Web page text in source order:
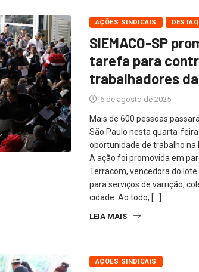
AÇÕES SINDICAIS
SIEMACO-SP
tarefa para
trabalhadores
6 de agosto de 2025
Mais de 600 pessoas
São Paulo nesta quarta-
oportunidade de trabalho na
A ação foi promovida em
Terracom, vencedora do
para serviços de varrição,
cidade. Ao todo, […]
LEIA MAIS
AÇÕES SINDICAIS